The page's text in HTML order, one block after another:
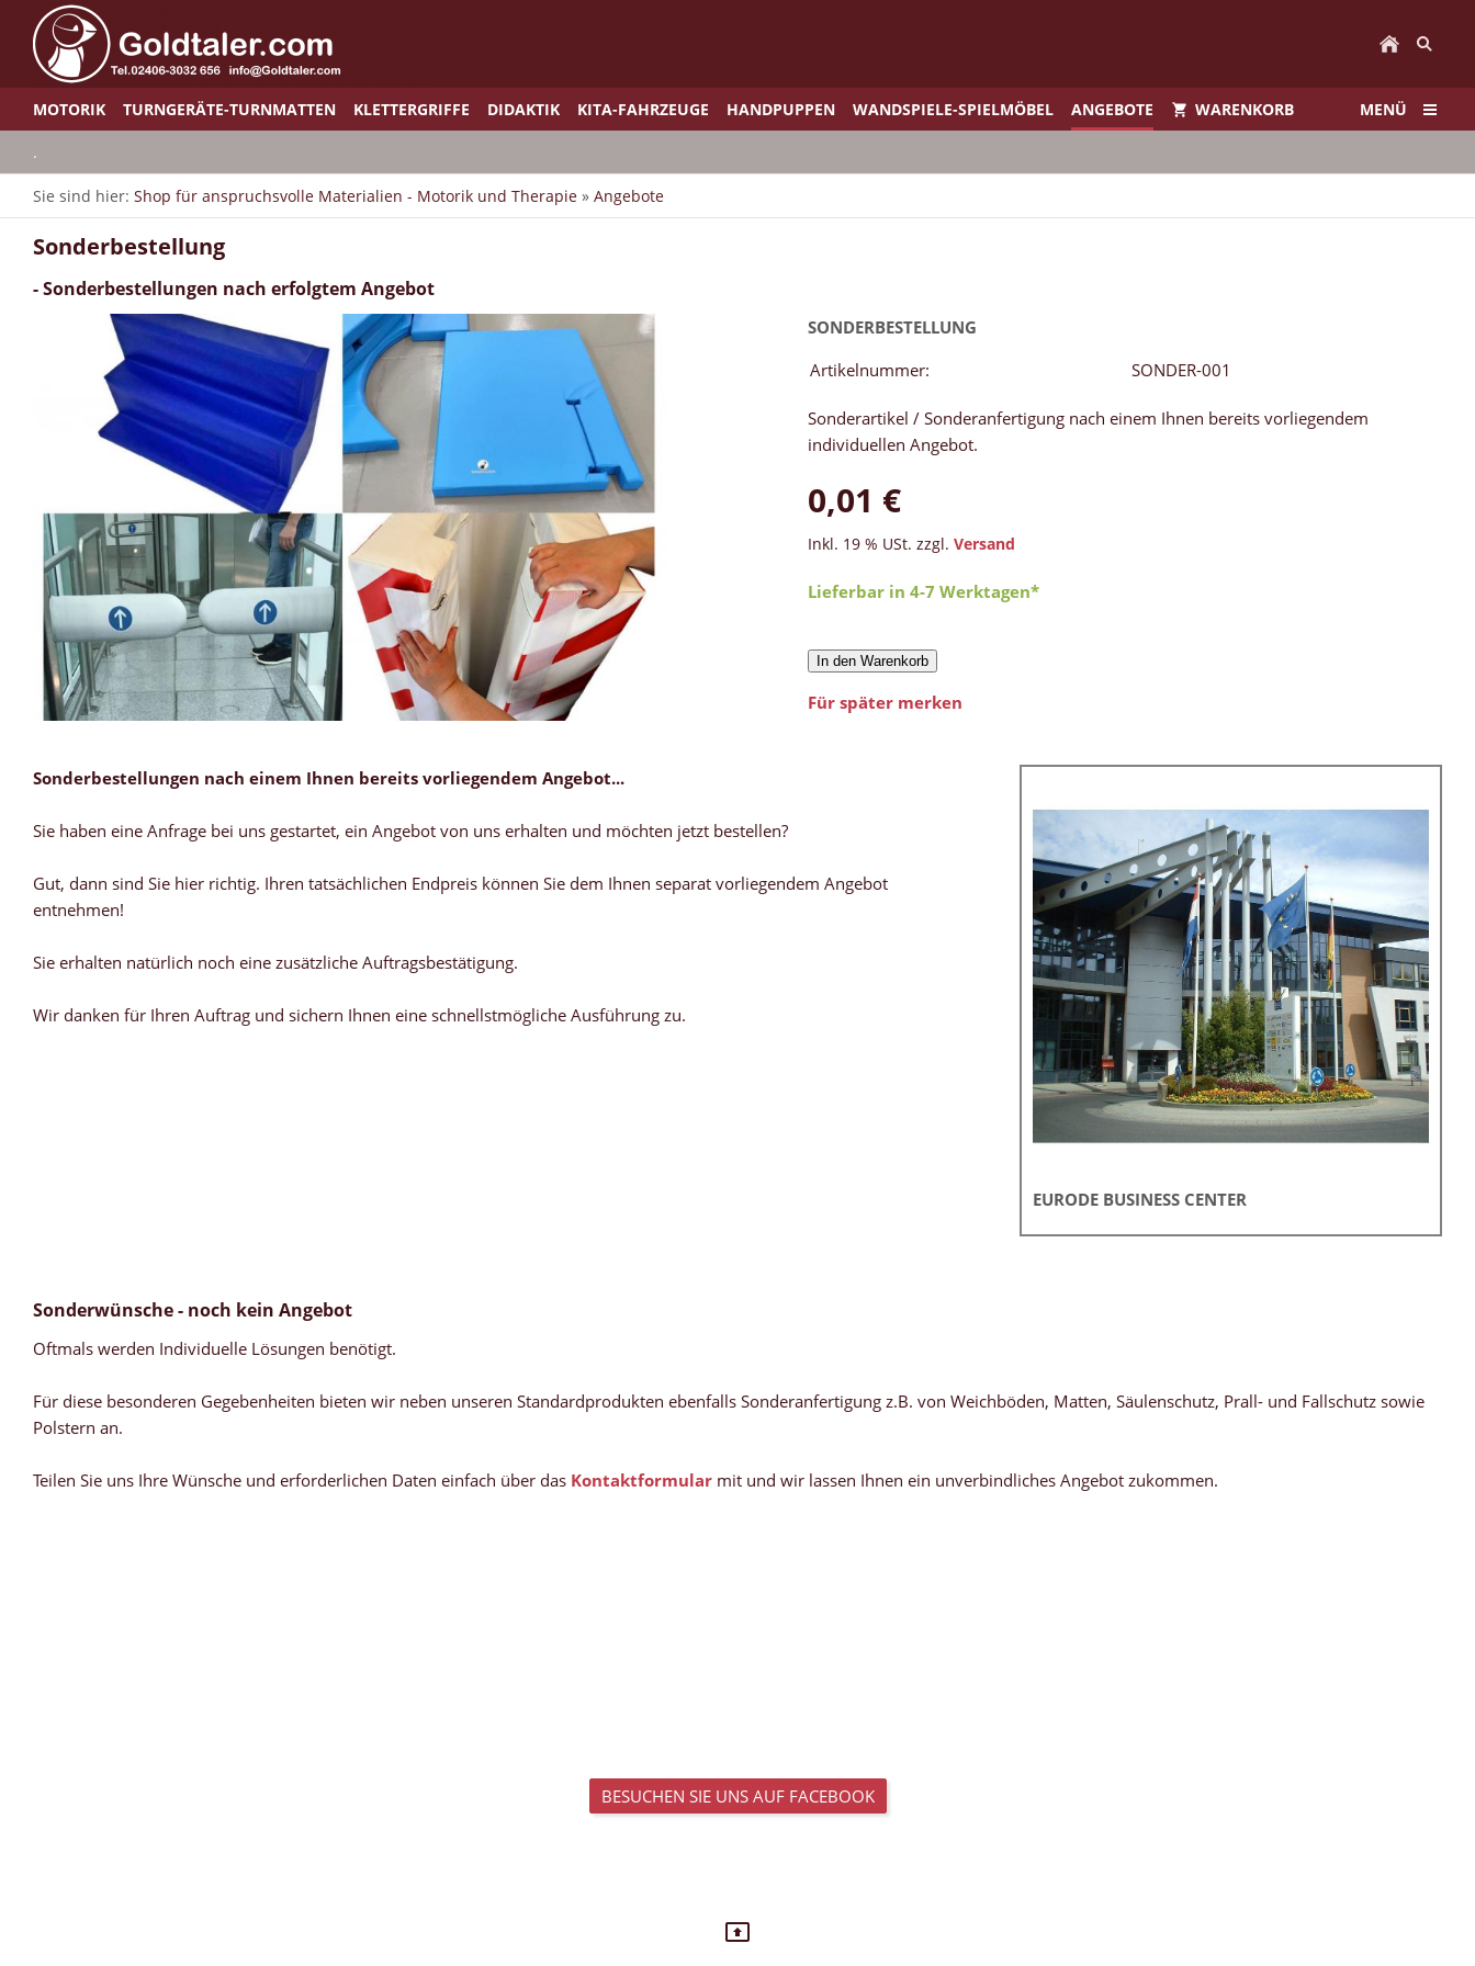
MOTORIK TURNGERÄTE-TURNMATTEN KLETTERGRIFFE DIDAKTIK KITA-FAHRZEUGE HANDPUPPEN WANDSPIELE-SPIELMÖBEL ANGEBOTE WARENKORB MENÜ
.
Sie sind hier: Shop für anspruchsvolle Materialien - Motorik und Therapie » Angebote
Sonderbestellung
- Sonderbestellungen nach erfolgtem Angebot
SONDERBESTELLUNG
Artikelnummer:
SONDER-001
Sonderartikel / Sonderanfertigung nach einem Ihnen bereits vorliegendem
individuellen Angebot.
0,01 €
Inkl. 19 % USt. zzgl.Versand
Lieferbar in 4-7 Werktagen*
In den Warenkorb
Für später merken
EURODE BUSINESS CENTER
Sonderbestellungen nach einem Ihnen bereits vorliegendem Angebot...
Sie haben eine Anfrage bei uns gestartet, ein Angebot von uns erhalten und möchten jetzt bestellen?
Gut, dann sind Sie hier richtig. Ihren tatsächlichen Endpreis können Sie dem Ihnen separat vorliegendem Angebot
entnehmen!
Sie erhalten natürlich noch eine zusätzliche Auftragsbestätigung.
Wir danken für Ihren Auftrag und sichern Ihnen eine schnellstmögliche Ausführung zu.
Sonderwünsche - noch kein Angebot
Oftmals werden Individuelle Lösungen benötigt.
Für diese besonderen Gegebenheiten bieten wir neben unseren Standardprodukten ebenfalls Sonderanfertigung z.B. von Weichböden, Matten, Säulenschutz, Prall- und Fallschutz sowie
Polstern an.
Teilen Sie uns Ihre Wünsche und erforderlichen Daten einfach über das Kontaktformular mit und wir lassen Ihnen ein unverbindliches Angebot zukommen.
BESUCHEN SIE UNS AUF FACEBOOK